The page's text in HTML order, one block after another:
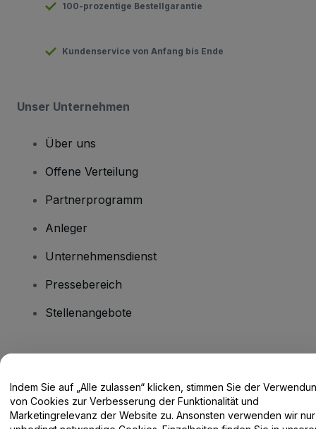
100-prozentige Bestellgarantie
Kundenservice von Anfang bis Ende
Unser Unternehmen
Über uns
Offene Verteilung
Partnerprogramm
Anleger
Unternehmensdienst
Pressebereich
Stellenangebote
Hilfe-Center / Kontakt
Indem Sie auf „Alle zulassen“ klicken, stimmen Sie der
von Cookies zur Verbesserung der Funktionalität und
Marketingrelevanz der Website zu. Ansonsten verwenden wir nur